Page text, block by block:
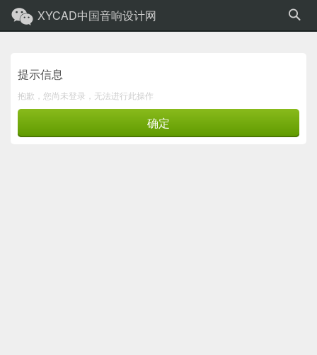
XYCAD中国音响设计网
提示信息
抱歉，您尚未登录，无法进行此操作
确定